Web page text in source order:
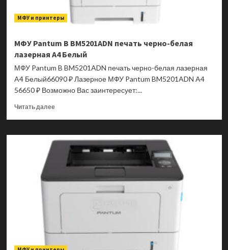
МФУ и принтеры
МФУ Pantum B BM5201ADN печать черно-белая
лазерная A4 Белый
МФУ Pantum B BM5201ADN печать черно-белая лазерная
A4 Белый66090 ₽ Лазерное МФУ Pantum BM5201ADN A4
56650 ₽ Возможно Вас заинтересует:...
Читать далееПрочитать
МФУ
Pantum
BM5201ADN
черно-
белая
лазерная